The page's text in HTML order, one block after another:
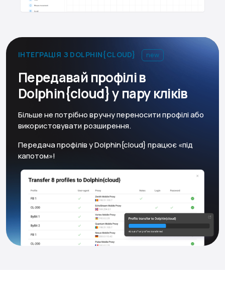
ІНТЕГРАЦІЯ З DOLPHIN{CLOUD} new
Передавай профілі в
Dolphin{cloud} у пару кліків
Більше не потрібно вручну переносити профілі або
використовувати розширення.
Передача профілів у Dolphin{cloud} працює «під
капотом»!